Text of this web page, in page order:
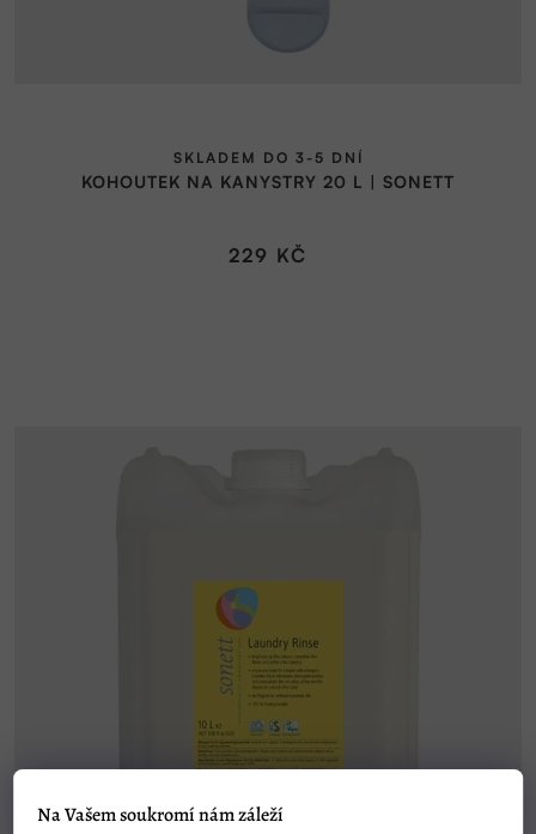
Na Vašem soukromí nám záleží
KOHOUTEK NA KANYSTRY 20 L | SONETT
SKLADEM DO 3-5 DNÍ
229 KČ